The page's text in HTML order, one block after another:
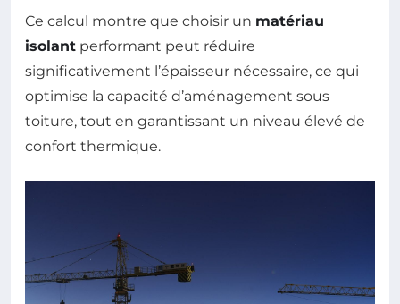
Ce calcul montre que choisir un matériau
isolant performant peut réduire
significativement l’épaisseur nécessaire, ce qui
optimise la capacité d’aménagement sous
toiture, tout en garantissant un niveau élevé de
confort thermique.